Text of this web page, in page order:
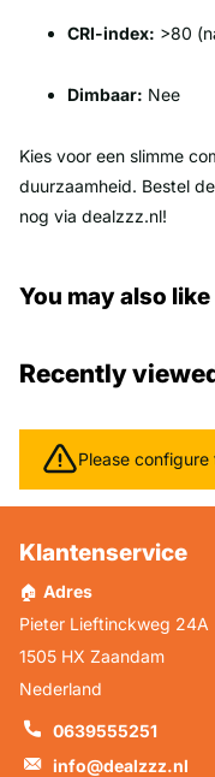
CRI-index: >80
Dimbaar: Nee
Kies voor een slimme
duurzaamheid. Bestel
nog via dealzzz.nl!
You may also like
Recently
Please
Klantenservice
🏠 Adres
Pieter Lieftinckweg 24A
1505 HX Zaandam
Nederland
0639555251
info@dealzzz.nl